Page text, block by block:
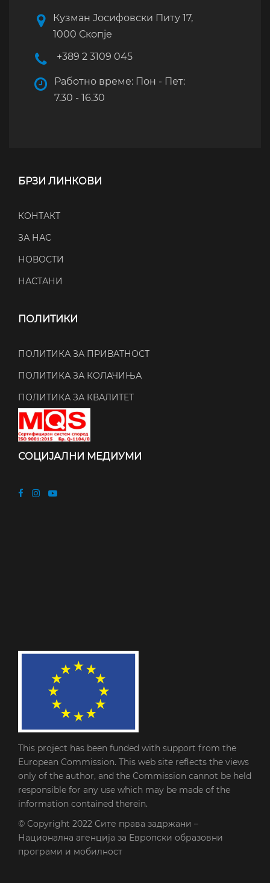
Кузман Јосифовски Питу 17,
1000 Скопје
+389 2 3109 045
Работно време: Пон - Пет:
7.30 - 16.30
БРЗИ ЛИНКОВИ
КОНТАКТ
ЗА НАС
НОВОСТИ
НАСТАНИ
ПОЛИТИКИ
ПОЛИТИКА ЗА ПРИВАТНОСТ
ПОЛИТИКА ЗА КОЛАЧИЊА
ПОЛИТИКА ЗА КВАЛИТЕТ
СОЦИЈАЛНИ МЕДИУМИ
This project has been funded with support from the
European Commission. This web site reflects the views
only of the author, and the Commission cannot be held
responsible for any use which may be made of the
information contained therein.
© Copyright 2022 Сите права задржани –
Национална агенција за Европски образовни
програми и мобилност